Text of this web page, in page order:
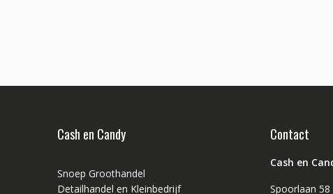
Cash en Candy
Snoep Groothandel
Detailhandel en Kleinbedrijf
Contact
Cash en
Spoorlaan 58